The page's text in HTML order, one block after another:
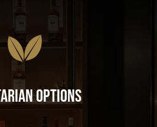
Options